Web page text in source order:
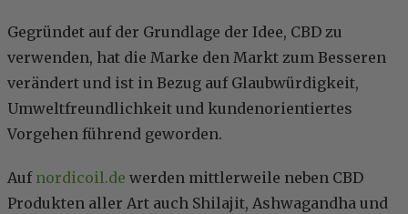
Gegründet auf der Grundlage der Idee, CBD zu
verwenden, hat die Marke den Markt zum Besseren
verändert und ist in Bezug auf Glaubwürdigkeit,
Umweltfreundlichkeit und kundenorientiertes
Vorgehen führend geworden.
Auf nordicoil.de werden mittlerweile neben CBD
Produkten aller Art auch Shilajit, Ashwagandha und